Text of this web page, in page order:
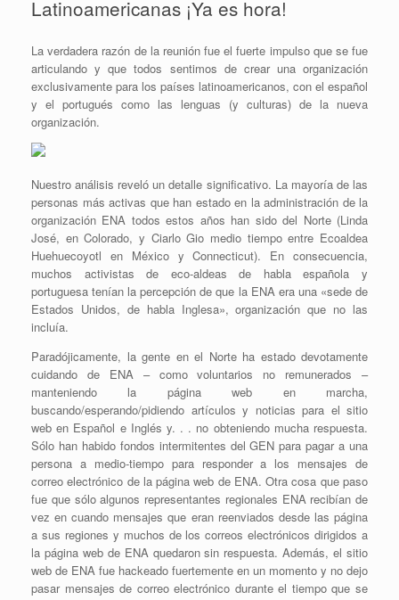
Latinoamericanas ¡Ya es hora!
La verdadera razón de la reunión fue el fuerte impulso que se fue
articulando y que todos sentimos de crear una organización
exclusivamente para los países latinoamericanos, con el español
y el portugués como las lenguas (y culturas) de la nueva
organización.
Nuestro análisis reveló un detalle significativo. La mayoría de las
personas más activas que han estado en la administración de la
organización ENA todos estos años han sido del Norte (Linda
José, en Colorado, y Ciarlo Gio medio tiempo entre Ecoaldea
Huehuecoyotl en México y Connecticut). En consecuencia,
muchos activistas de eco-aldeas de habla española y
portuguesa tenían la percepción de que la ENA era una «sede de
Estados Unidos, de habla Inglesa», organización que no las
incluía.
Paradójicamente, la gente en el Norte ha estado devotamente
cuidando de ENA – como voluntarios no remunerados –
manteniendo la página web en marcha,
buscando/esperando/pidiendo artículos y noticias para el sitio
web en Español e Inglés y. . . no obteniendo mucha respuesta.
Sólo han habido fondos intermitentes del GEN para pagar a una
persona a medio-tiempo para responder a los mensajes de
correo electrónico de la página web de ENA. Otra cosa que paso
fue que sólo algunos representantes regionales ENA recibían de
vez en cuando mensajes que eran reenviados desde las página
a sus regiones y muchos de los correos electrónicos dirigidos a
la página web de ENA quedaron sin respuesta. Además, el sitio
web de ENA fue hackeado fuertemente en un momento y no dejo
pasar mensajes de correo electrónico durante el tiempo que se